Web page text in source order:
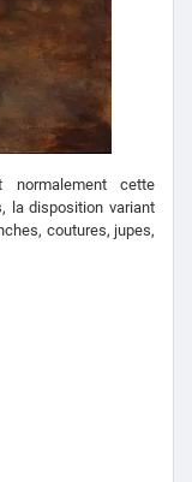
normalement cette
la disposition variant
coutures, jupes,